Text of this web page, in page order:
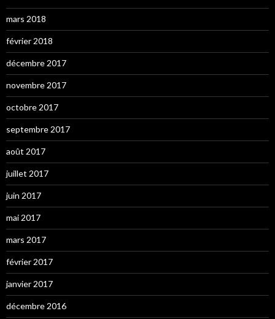
mars 2018
février 2018
décembre 2017
novembre 2017
octobre 2017
septembre 2017
août 2017
juillet 2017
juin 2017
mai 2017
mars 2017
février 2017
janvier 2017
décembre 2016